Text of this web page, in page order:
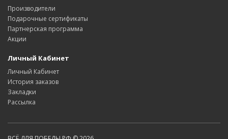
Производители
Подарочные сертификаты
Партнерская программа
Акции
Личный Кабинет
Личный Кабинет
История заказов
Закладки
Рассылка